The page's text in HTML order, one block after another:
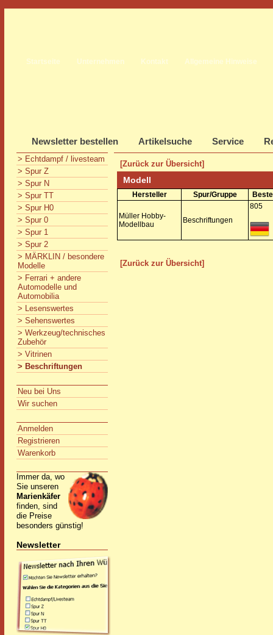
Startseite Unternehmen Kontakt Allgemeine Hinweise
Newsletter bestellen Artikelsuche Service
> Echtdampf / livesteam
> Spur Z
> Spur N
> Spur TT
> Spur H0
> Spur 0
> Spur 1
> Spur 2
> MÄRKLIN / besondere
Modelle
> Ferrari + andere
Automodelle und
Automobilia
> Lesenswertes
> Sehenswertes
> Werkzeug/technisches
Zubehör
> Vitrinen
> Beschriftungen
Neu bei Uns
Wir suchen
Anmelden
Registrieren
Warenkorb
Immer da, wo
Sie unseren
Marienkäfer
finden, sind
die Preise
besonders günstig!
Newsletter
[Zurück zur Übersicht]
Modell
Hersteller Spur/Gruppe
Müller Hobby-
Modellbau
Beschriftungen
805
[Zurück zur Übersicht]